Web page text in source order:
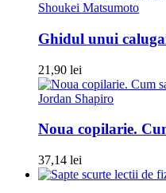
Shoukei Matsumoto
Ghidul unui
21,90 lei
Jordan Shapiro
Noua copilarie.
37,14 lei